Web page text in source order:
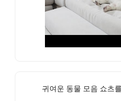
귀여운 동물 모음 쇼츠